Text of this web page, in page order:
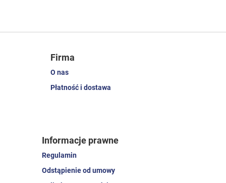
Firma
O nas
Płatność i dostawa
Informacje prawne
Regulamin
Odstąpienie od umowy